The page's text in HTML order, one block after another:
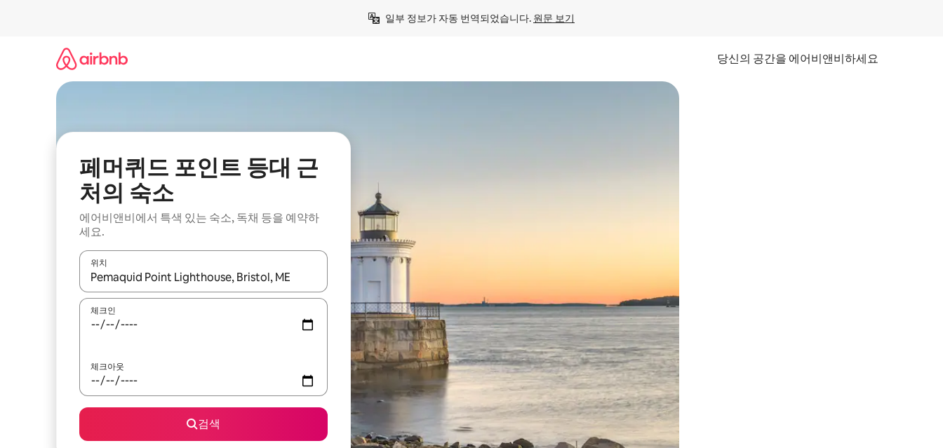
일부 정보가 자동 번역되었습니다. 원문 보기
당신의 공간을 에어비앤비하세요
페머퀴드 포인트 등대 근
처의 숙소
에어비앤비에서 특색 있는 숙소, 독채 등을 예약하
세요.
위치
결과가 나오면 위·아래 화살표 키를 사용하거나 터치 또는 스와이프 동작으로 탐색하세요.
체크인
체크아웃
검색